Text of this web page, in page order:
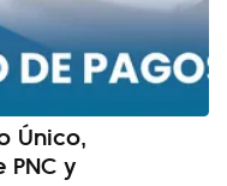
Único,
y